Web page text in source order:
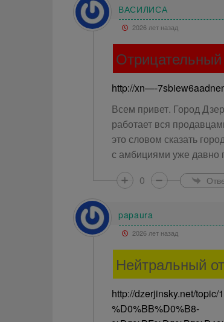
ВАСИЛИСА
2026 лет назад
http://xn—-
Всем привет. Город
работает вся
это словом сказать
с амбициями уже давно
0
papaura
2026 лет назад
Нейтральный
http://dzerjinsky.net/
%D0%BB%D0%B8-